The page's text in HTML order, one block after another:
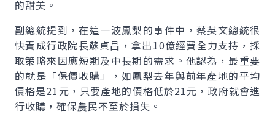
的甜美。
副總統提到，在這一波鳳梨的事件中，蔡英文總統很
快責成行政院長蘇貞昌，拿出10億經費全力支持，採
取策略來因應短期及中長期的需求。他認為，最重要
的就是「保價收購」，如鳳梨去年與前年產地的平均
價格是21元，只要產地的價格低於21元，政府就會進
行收購，確保農民不至於損失。